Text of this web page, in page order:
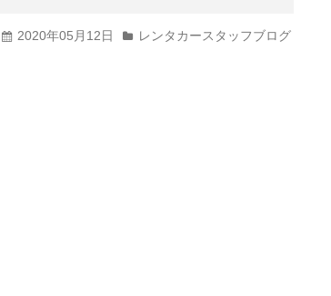
2020年05月12日 レンタカースタッフブログ